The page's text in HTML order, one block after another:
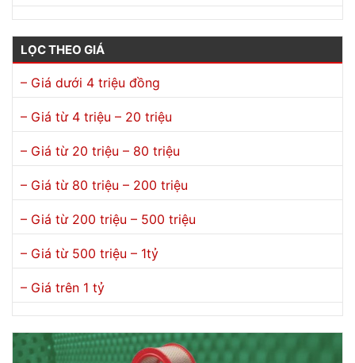
LỌC THEO GIÁ
– Giá dưới 4 triệu đồng
– Giá từ 4 triệu – 20 triệu
– Giá từ 20 triệu – 80 triệu
– Giá từ 80 triệu – 200 triệu
– Giá từ 200 triệu – 500 triệu
– Giá từ 500 triệu – 1tỷ
– Giá trên 1 tỷ